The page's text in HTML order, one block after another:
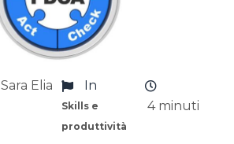
Sara Elia In
Skills e
produttività
4 minuti